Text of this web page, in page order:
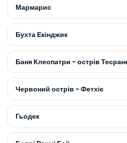
Мармарис
Бухта Екінджик
Баня Клеопатри - острів
Червоний острів - Фетхіє
Гьодек